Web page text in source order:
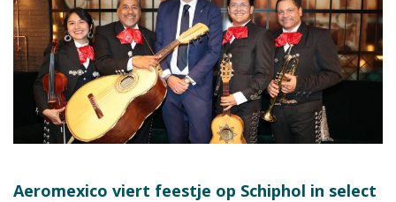
Aeromexico viert feestje op Schiphol in select